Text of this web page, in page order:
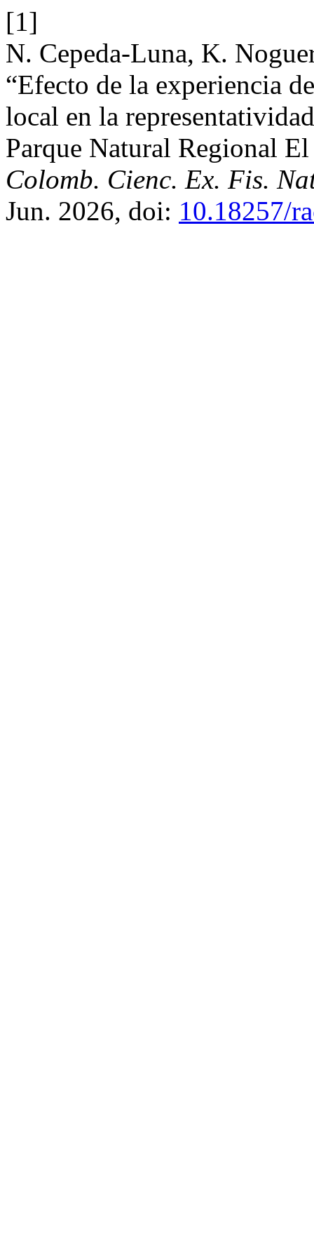
[1]
N. Cepeda-Luna, K.
“Efecto de la experiencia
local en la
Parque Natural Regional
Colomb. Cienc. Ex. Fis.
Jun. 2026, doi: 10.18257/